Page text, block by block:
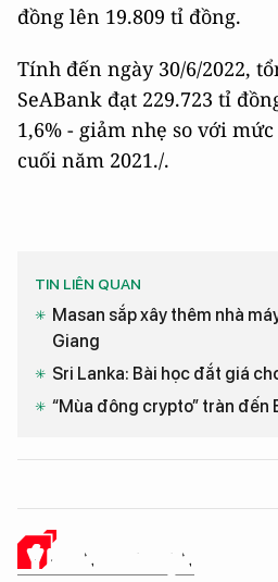
đồng lên 19.809 tỉ đồng.
Tính đến ngày 30/6/2022,
SeABank đạt 229.723 tỉ
1,6% - giảm nhẹ so với
cuối năm 2021./.
TIN LIÊN QUAN
Masan sắp xây thêm nhà
Giang
Sri Lanka: Bài học đắt giá
“Mùa đông crypto” tràn đến
Ý KIẾN CỦA BẠN